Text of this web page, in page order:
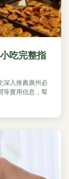
吃完整指
深入推薦廣州必
等實用信息，幫